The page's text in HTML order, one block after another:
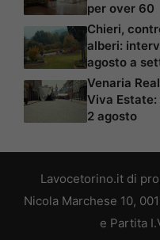
per over 60
Chieri,
alberi:
agosto a
Venaria
Viva
2 agosto
Lavocetorino.it di
Nicola Marchese 10,
e Partita